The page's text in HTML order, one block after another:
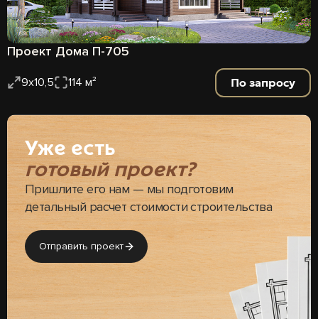
Проект Дома П-705
9х10,5 114 м² По запросу
Уже есть
готовый проект?
Пришлите его нам — мы подготовим
детальный расчет стоимости строительства
Отправить проект